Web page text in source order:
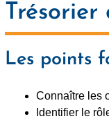
Trésorier
Les points
Connaître les
Identifier le